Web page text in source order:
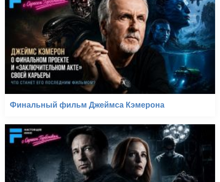
Финальный фильм Джеймса Кэмерона